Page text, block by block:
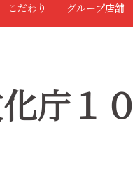
こだわり グループ店舗
庁１